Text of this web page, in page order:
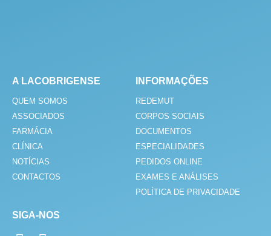
A LACOBRIGENSE
QUEM SOMOS
ASSOCIADOS
FARMÁCIA
CLÍNICA
NOTÍCIAS
CONTACTOS
INFORMAÇÕES
REDEMUT
CORPOS SOCIAIS
DOCUMENTOS
ESPECIALIDADES
PEDIDOS ONLINE
EXAMES E ANÁLISES
POLÍTICA DE PRIVACIDADE
SIGA-NOS